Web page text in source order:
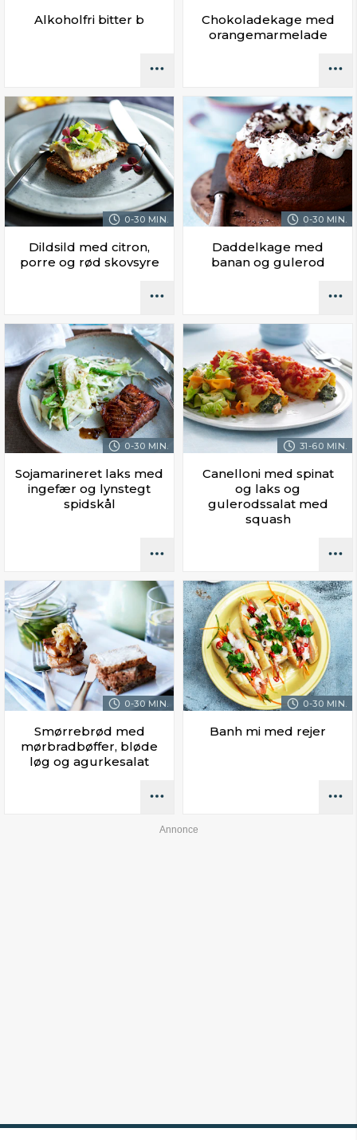
Alkoholfri bitter b
Chokoladekage med
orangemarmelade
0-30 MIN.
Dildsild med citron,
porre og rød skovsyre
0-30 MIN.
Daddelkage med
banan og gulerod
0-30 MIN.
Sojamarineret laks med
ingefær og lynstegt
spidskål
31-60 MIN.
Canelloni med spinat
og laks og
gulerodssalat med
squash
0-30 MIN.
Smørrebrød med
mørbradbøffer, bløde
løg og agurkesalat
0-30 MIN.
Banh mi med rejer